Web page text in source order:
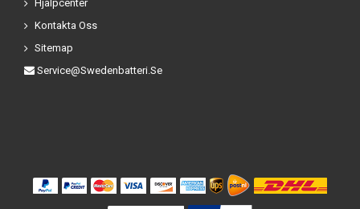
Hjälpcenter
Kontakta Oss
Sitemap
Service@swedenbatteri.se